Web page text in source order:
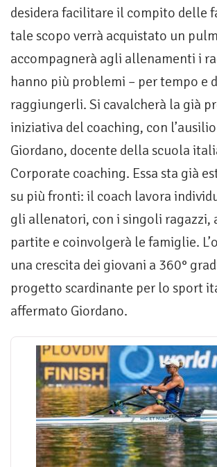
desidera facilitare il compito delle
tale scopo verrà acquistato un
accompagnerà agli allenamenti i
hanno più problemi – per tempo e
raggiungerli. Si cavalcherà la già
iniziativa del coaching, con
Giordano, docente della scuola
Corporate coaching. Essa sta già
su più fronti: il coach lavora
gli allenatori, con i singoli ragazzi,
partite e coinvolgerà le famiglie.
una crescita dei giovani a 360°
progetto scardinante per lo sport
affermato Giordano.